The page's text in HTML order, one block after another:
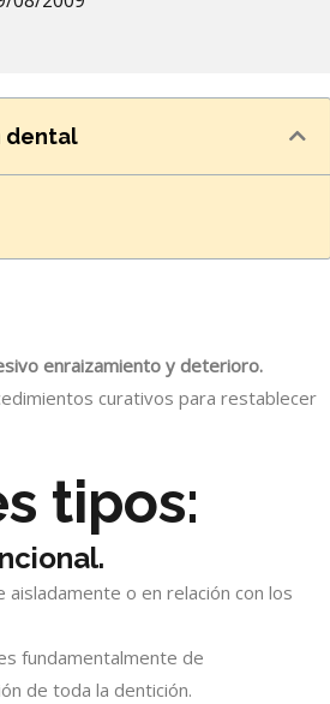
dental
enraizamiento y deterioro.
curativos para restablecer
tipos:
o en relación con los
fundamentalmente de
de toda la dentición.